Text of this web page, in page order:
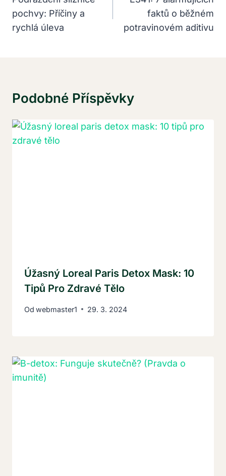
Příspěvek
pochvy: Příčiny a
rychlá úleva
faktů o běžném
potravinovém aditivu
Podobné Příspěvky
Úžasný Loreal Paris Detox Mask: 10
Tipů Pro Zdravé Tělo
Od webmaster1 29. 3. 2024